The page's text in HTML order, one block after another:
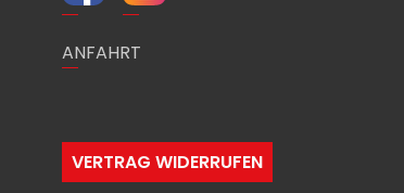
ANFAHRT
VERTRAG WIDERRUFEN